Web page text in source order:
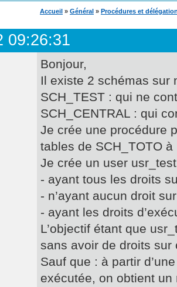
Accueil » Général » Procédures et
09:26:31
Bonjour,
Il existe 2 schémas sur
SCH_TEST : qui ne
SCH_CENTRAL : qui
Je crée une procédure
tables de SCH_TOTO
Je crée un user
- ayant tous les droits
- n’ayant aucun droit
- ayant les droits
L’objectif étant que
sans avoir de droits sur
Sauf que : à partir
exécutée, on obtient